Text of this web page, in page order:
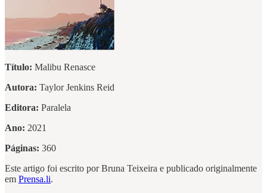
Título: Malibu Renasce
Autora: Taylor Jenkins Reid
Editora: Paralela
Ano: 2021
Páginas: 360
Este artigo foi escrito por Bruna Teixeira e publicado originalmente
em Prensa.li.